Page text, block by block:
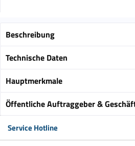
Beschreibung
Technische Daten
Hauptmerkmale
Öffentliche Auftraggeber &
Service Hotline